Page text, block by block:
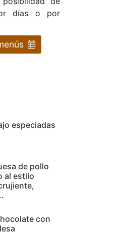
días o por
especiadas
de pollo
al estilo
con